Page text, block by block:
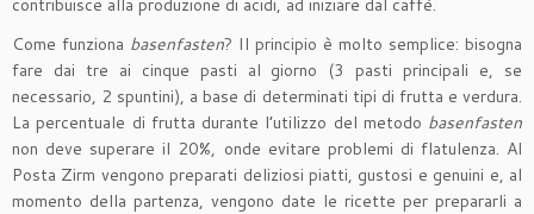
contribuisce alla produzione di acidi, ad iniziare dal caffè.
Come funziona basenfasten? Il principio è molto semplice: bisogna
fare dai tre ai cinque pasti al giorno (3 pasti principali e, se
necessario, 2 spuntini), a base di determinati tipi di frutta e verdura.
La percentuale di frutta durante l’utilizzo del metodo basenfasten
non deve superare il 20%, onde evitare problemi di flatulenza. Al
Posta Zirm vengono preparati deliziosi piatti, gustosi e genuini e, al
momento della partenza, vengono date le ricette per prepararli a